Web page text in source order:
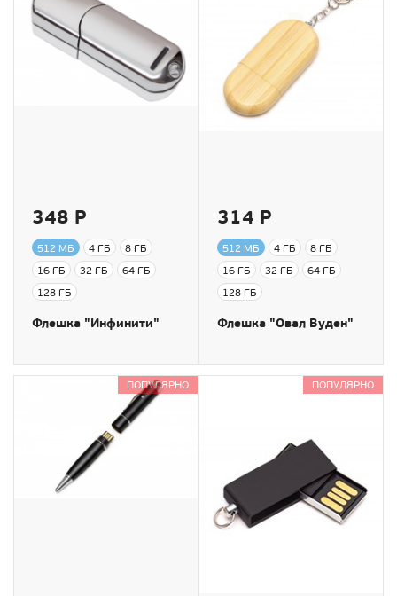
348 Р
512 МБ 4 ГБ
8 ГБ
16 ГБ
32 ГБ
64 ГБ
128 ГБ
Флешка "Инфинити"
314 Р
512 МБ 4 ГБ
8 ГБ
16 ГБ
32 ГБ
64 ГБ
128 ГБ
Флешка "Овал Вуден"
ПОПУЛЯРНО ПОПУЛЯРНО